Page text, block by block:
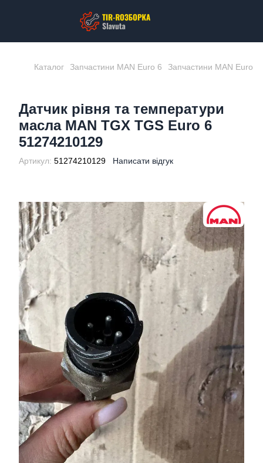
Каталог Запчастини MAN Euro 6 Запчастини MAN Euro 6
Датчик рівня та температури
масла MAN TGX TGS Euro 6
51274210129
Артикул: 51274210129 Написати відгук